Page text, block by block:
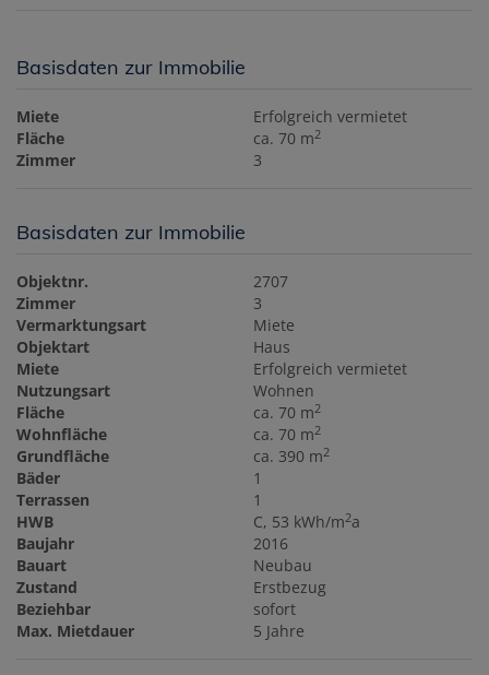
Basisdaten zur Immobilie
Miete
Erfolgreich vermietet
Fläche
ca. 70 m2
Zimmer 3
Basisdaten zur Immobilie
Objektnr.
2707
Zimmer
3
Vermarktungsart
Miete
Objektart
Haus
Miete
Erfolgreich vermietet
Nutzungsart
Wohnen
Fläche
ca. 70 m2
Wohnfläche ca. 70 m2
Grundfläche ca. 390 m2
Bäder
1
Terrassen
1
HWB
C, 53 kWh/m2a
Baujahr
2016
Bauart
Neubau
Zustand
Erstbezug
Beziehbar
sofort
Max. Mietdauer
5 Jahre